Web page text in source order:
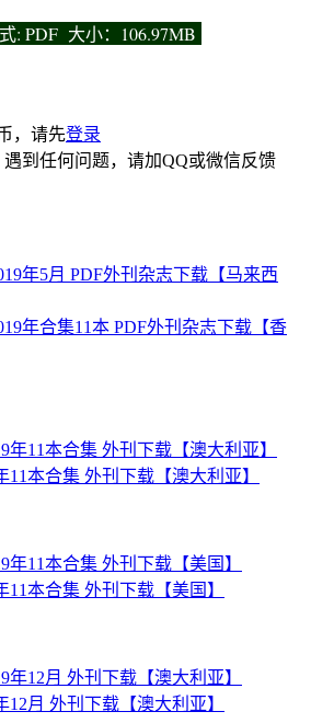
: PDF 大小：106.97MB
，请先登录
到任何问题，请加QQ或微信反馈
年5月 PDF外刊杂志下载【马来西
年合集11本 PDF外刊杂志下载【香
11本合集 外刊下载【澳大利亚】
11本合集 外刊下载【美国】
12月 外刊下载【澳大利亚】